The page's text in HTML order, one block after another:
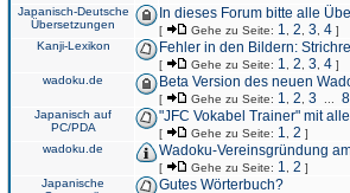
Japanisch-Deutsche
Übersetzungen
In dieses Forum bitte alle
[ Gehe zu Seite: 1 2 3 4 ]
Kanji-Lexikon Fehler in den Bildern:
[ Gehe zu Seite: 1 2 3 4 ]
wadoku.de Beta Version des neuen
[ Gehe zu Seite: 1 2 3 8
Japanisch auf
PC/PDA
"JFC Vokabel Trainer" mit
[ Gehe zu Seite: 1 2 ]
wadoku.de Wadoku-Vereinsgründung
[ Gehe zu Seite: 1 2 ]
Japanische
Gutes Wörterbuch?